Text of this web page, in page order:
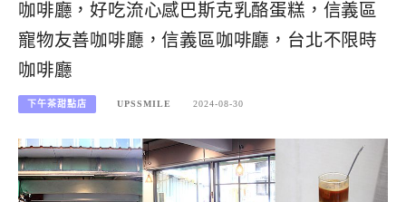
咖啡廳，好吃流心感巴斯克乳酪蛋糕，信義區
寵物友善咖啡廳，信義區咖啡廳，台北不限時
咖啡廳
下午茶甜點店 UPSSMILE 2024-08-30